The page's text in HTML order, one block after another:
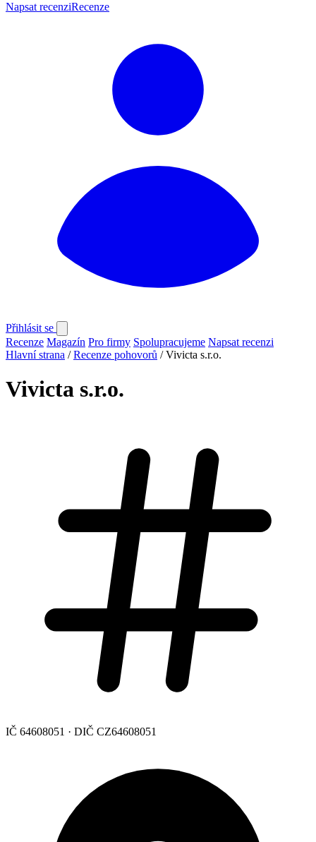
Napsat recenziRecenze
Přihlásit se
Recenze Magazín Pro firmy Spolupracujeme Napsat recenzi
Hlavní strana / Recenze pohovorů / Vivicta s.r.o.
Vivicta s.r.o.
IČ 64608051 · DIČ CZ64608051